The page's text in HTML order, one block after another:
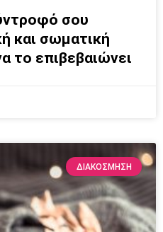
σου
και σωματική
το επιβεβαιώνει
ΔΙΑΚΌΣΜΗΣΗ